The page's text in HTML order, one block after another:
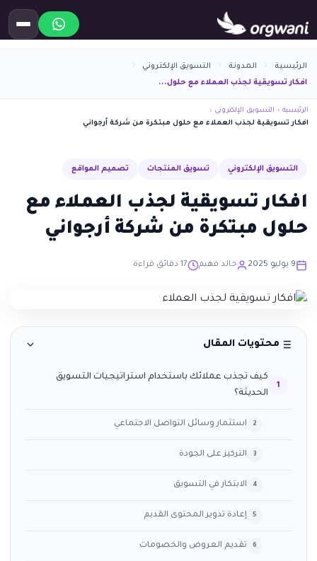
الرئيسية المدونة
التسويق الإلكتروني
افكار تسويقية لجذب العملاء مع حلول...
الرئيسية › التسويق الإلكتروني ›
افكار تسويقية لجذب العملاء مع حلول مبتكرة من شركة أرجواني
التسويق الإلكتروني تسويق المنتجات تصميم المواقع
افكار تسويقية لجذب العملاء مع
حلول مبتكرة من شركة أرجواني
9 يوليو 2025 خالد فهيم 17 دقائق قراءة
محتويات المقال
كيف تجذب عملائك باستخدام استراتيجيات التسويق
الحديثة؟
استثمار وسائل التواصل الاجتماعي
التركيز على الجودة
الابتكار في التسويق
إعادة تدوير المحتوى القديم
تقديم العروض والخصومات